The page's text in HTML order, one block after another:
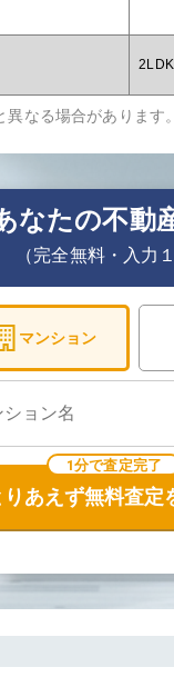
2LDK
なる場合があります。
なたの不動
（完全無料・入力
マンション
1分で査定完了
りあえず無料査定